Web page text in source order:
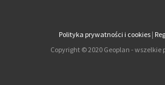
Polityka prywatności i cookies|
Copyright © 2020 Geoplan -